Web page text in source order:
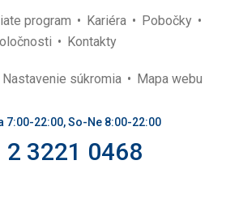
program Kariéra
Pobočky
Kontakty
Nastavenie súkromia Mapa webu
7:00-22:00, So-Ne 8:00-22:00
2 3221 0468